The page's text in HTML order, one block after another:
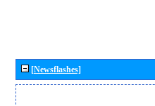
[Newsflashes]